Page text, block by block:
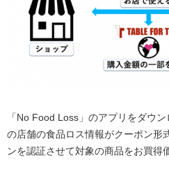
「No Food Loss」のアプリをダウ
の店舗の食品ロス情報がクーポン形
ンを認証させて対象の商品をお買得